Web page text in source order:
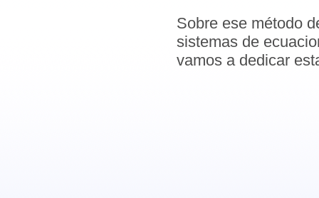
Sobre ese método
sistemas de
vamos a dedicar